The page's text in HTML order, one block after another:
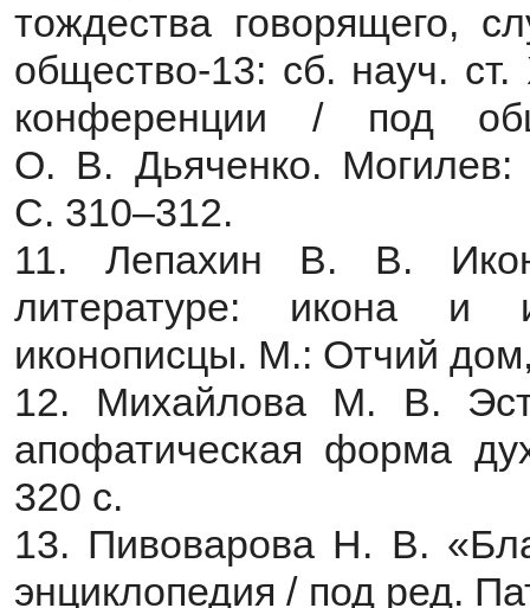
тождества говорящего,
общество-13: сб. науч.
конференции / под
О. В. Дьяченко.
С. 310–312.
11. Лепахин В. В.
литературе: икона и
иконописцы. М.: Отчий
12. Михайлова М. В.
апофатическая форма
320 с.
13. Пивоварова Н. В.
энциклопедия / под ред.